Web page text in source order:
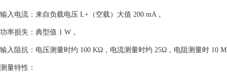
‌输入电流‌：来自负载电压 L+（空载）大值 200 mA 。‌‌
‌功率损失‌：典型值 1 W 。‌‌
输入阻抗‌：电压测量时约 100 KΩ，电流测量时约 25Ω，电阻测量时 10
‌测量特性‌：